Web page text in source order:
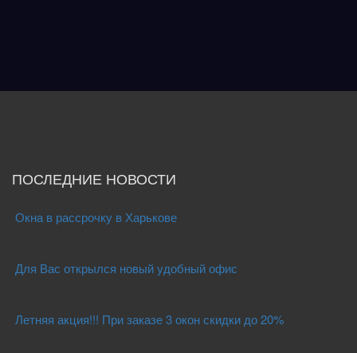
ПОСЛЕДНИЕ НОВОСТИ
Окна в рассрочку в Харькове
Для Вас открылся новый удобный офис
Летняя акция!!! При заказе 3 окон скидки до 20%